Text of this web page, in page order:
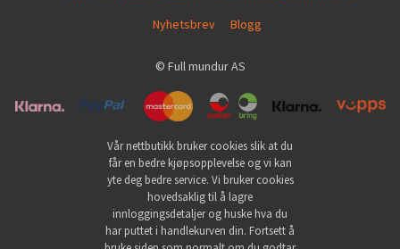
Nyhetsbrev Blogg
© Full mundur AS
Vår nettbutikk bruker cookies slik at du
får en bedre kjøpsopplevelse og vi kan
yte deg bedre service. Vi bruker cookies
hovedsaklig til å lagre
innloggingsdetaljer og huske hva du
har puttet i handlekurven din. Fortsett å